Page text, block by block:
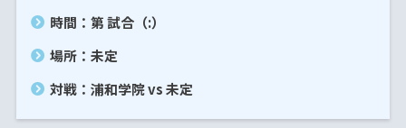
時間：第 試合（:）
場所：未定
対戦：浦和学院 vs 未定